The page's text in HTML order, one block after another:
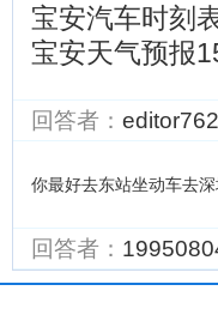
宝安汽车时刻
宝安天气预报
回答者： editor762
你最好去东站坐动车去
回答者：